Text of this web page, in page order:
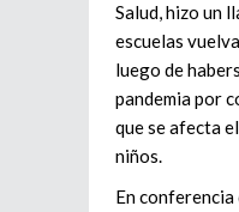
Salud, hizo un
escuelas
luego de
pandemia por
que se afecta
niños.
En conferencia